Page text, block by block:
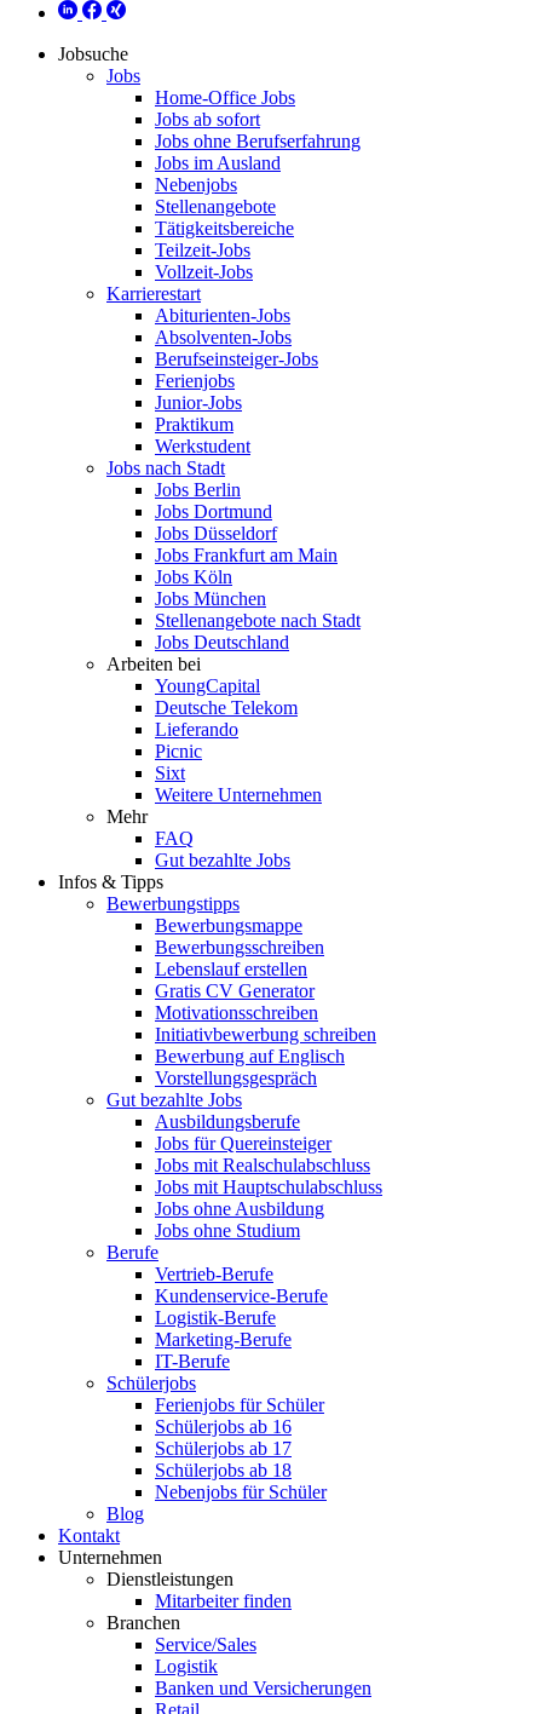
Jobsuche
Jobs
Home-Office Jobs
Jobs ab sofort
Jobs ohne Berufserfahrung
Jobs im Ausland
Nebenjobs
Stellenangebote
Tätigkeitsbereiche
Teilzeit-Jobs
Vollzeit-Jobs
Karrierestart
Abiturienten-Jobs
Absolventen-Jobs
Berufseinsteiger-Jobs
Ferienjobs
Junior-Jobs
Praktikum
Werkstudent
Jobs nach Stadt
Jobs Berlin
Jobs Dortmund
Jobs Düsseldorf
Jobs Frankfurt am Main
Jobs Köln
Jobs München
Stellenangebote nach Stadt
Jobs Deutschland
Arbeiten bei
YoungCapital
Deutsche Telekom
Lieferando
Picnic
Sixt
Weitere Unternehmen
Mehr
FAQ
Gut bezahlte Jobs
Infos & Tipps
Bewerbungstipps
Bewerbungsmappe
Bewerbungsschreiben
Lebenslauf erstellen
Gratis CV Generator
Motivationsschreiben
Initiativbewerbung schreiben
Bewerbung auf Englisch
Vorstellungsgespräch
Gut bezahlte Jobs
Ausbildungsberufe
Jobs für Quereinsteiger
Jobs mit Realschulabschluss
Jobs mit Hauptschulabschluss
Jobs ohne Ausbildung
Jobs ohne Studium
Berufe
Vertrieb-Berufe
Kundenservice-Berufe
Logistik-Berufe
Marketing-Berufe
IT-Berufe
Schülerjobs
Ferienjobs für Schüler
Schülerjobs ab 16
Schülerjobs ab 17
Schülerjobs ab 18
Nebenjobs für Schüler
Blog
Kontakt
Unternehmen
Dienstleistungen
Mitarbeiter finden
Branchen
Service/Sales
Logistik
Banken und Versicherungen
Retail